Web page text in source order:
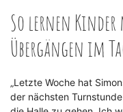
So lernen
Übergängen im
„Letzte Woche hat
der nächsten